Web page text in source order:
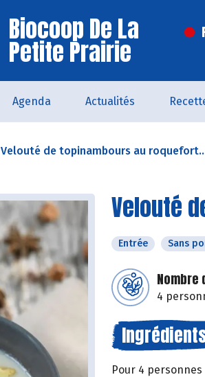
Biocoop De La
Petite Prairie
Agenda Actualités
Velouté de topinambours au
Velouté
Entrée Sans
Nombre
4
Pour 4 personnes